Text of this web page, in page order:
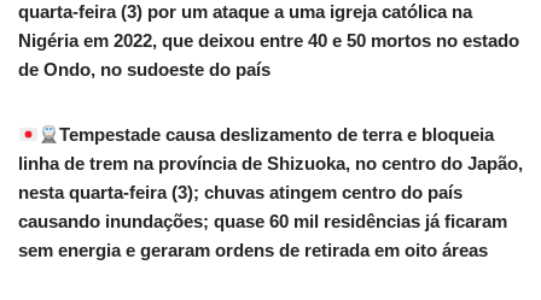
quarta-feira (3) por um ataque a uma igreja católica na
Nigéria em 2022, que deixou entre 40 e 50 mortos no estado
de Ondo, no sudoeste do país
Tempestade causa deslizamento de terra e bloqueia
linha de trem na província de Shizuoka, no centro do Japão,
nesta quarta-feira (3); chuvas atingem centro do país
causando inundações; quase 60 mil residências já ficaram
sem energia e geraram ordens de retirada em oito áreas